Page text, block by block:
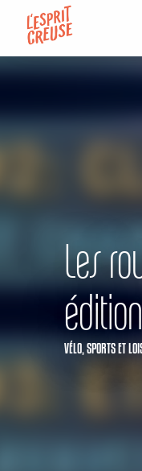
contenu
principal
Les
édition
VÉLO, SPORTS ET